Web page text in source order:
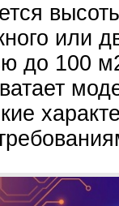
или
до 100